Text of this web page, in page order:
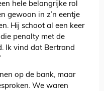
hele belangrijke rol
gewoon in z’n eentje
Hij schoot al een keer
penalty met de
Ik vind dat Bertrand
op de bank, maar
We waren